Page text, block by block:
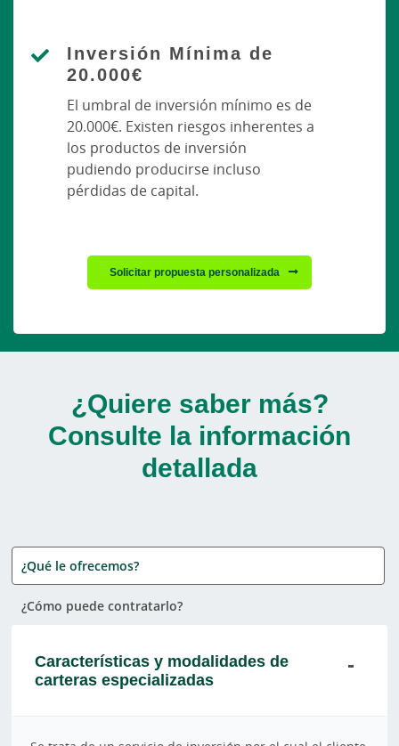
Inversión Mínima de
20.000€
El umbral de inversión mínimo es de
20.000€. Existen riesgos inherentes a
los productos de inversión
pudiendo producirse incluso
pérdidas de capital.
Solicitar propuesta personalizada
¿Quiere saber más?
Consulte la información
detallada
¿Qué le ofrecemos?
¿Cómo puede contratarlo?
Características y modalidades de
carteras especializadas